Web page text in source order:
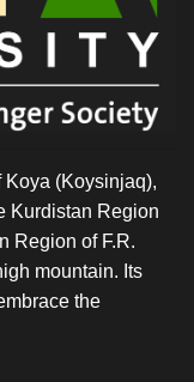
Koya (Koysinjaq),
Kurdistan Region
Region of F.R.
mountain. Its
the